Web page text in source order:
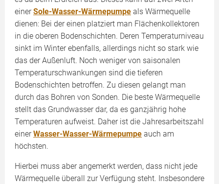
einerSole-Wasser-Wärmepumpe als Wärmequelle
dienen: Bei der einen platziert man Flächenkollektoren
in die oberen Bodenschichten. Deren Temperaturniveau
sinkt im Winter ebenfalls, allerdings nicht so stark wie
das der Außenluft. Noch weniger von saisonalen
Temperaturschwankungen sind die tieferen
Bodenschichten betroffen. Zu diesen gelangt man
durch das Bohren von Sonden. Die beste Wärmequelle
stellt das Grundwasser dar, da es ganzjährig hohe
Temperaturen aufweist. Daher ist die Jahresarbeitszahl
einerWasser-Wasser-Wärmepumpe auch am
höchsten.
Hierbei muss aber angemerkt werden, dass nicht jede
Wärmequelle überall zur Verfügung steht. Insbesondere